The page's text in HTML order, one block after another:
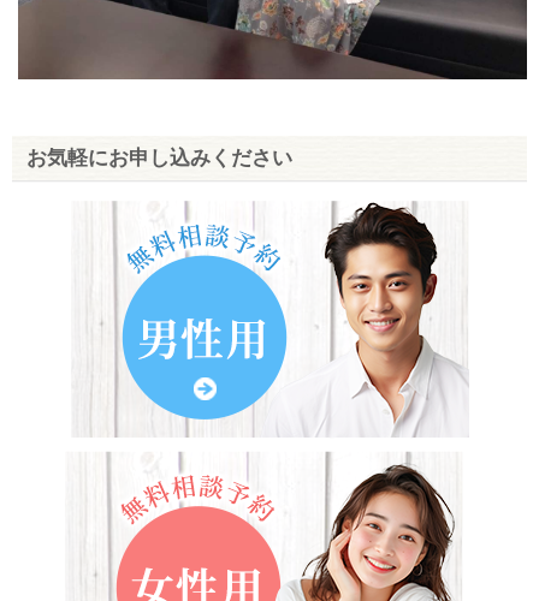
お気軽にお申し込みください